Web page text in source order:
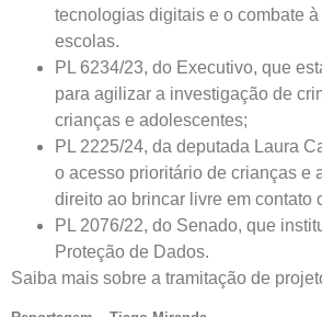
tecnologias digitais e o combate
escolas.
PL 6234/23, do Executivo, que
para agilizar a investigação de
crianças e adolescentes;
PL 2225/24, da deputada Laura
o acesso prioritário de crianças e
direito ao brincar livre em contato
PL 2076/22, do Senado, que
Proteção de Dados.
Saiba mais sobre a tramitação de